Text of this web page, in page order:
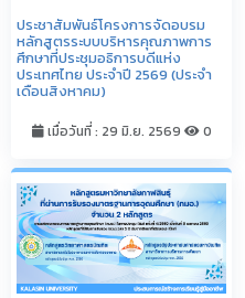
ประชาสัมพันธ์โครงการจัดอบรม
หลักสูตรระบบบริหารคุณภาพการ
ศึกษาที่ประชุมอธิการบดีแห่ง
ประเทศไทย ประจำปี 2569 (ประจำ
เดือนสิงหาคม)
เมื่อวันที่ : 29 มิ.ย. 2569 0